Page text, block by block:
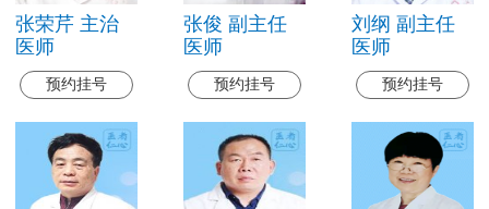
张荣芹 主治
医师
预约挂号
张俊 副主任
医师
预约挂号
刘纲 副主任
医师
预约挂号